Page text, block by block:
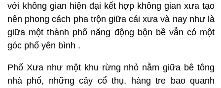
với không gian hiện đại kết hợp không gian xưa tạo
nên phong cách pha trộn giữa cái xưa và nay như là
giữa một thành phố năng động bộn bề vẫn có một
góc phố yên bình .
Phố Xưa như một khu rừng nhỏ nằm giữa bê tông
nhà phố, những cây cổ thụ, hàng tre bao quanh